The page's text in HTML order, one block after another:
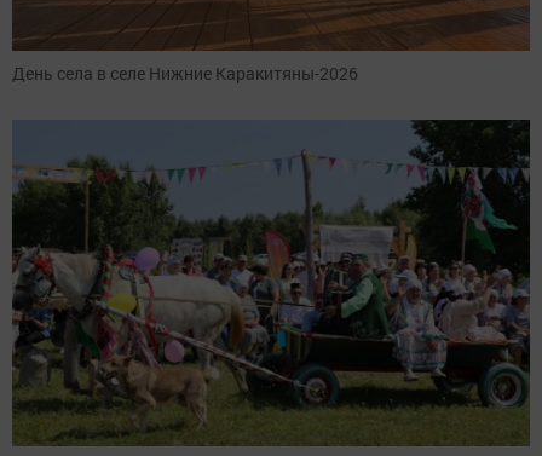
День села в селе Нижние Каракитяны-2026